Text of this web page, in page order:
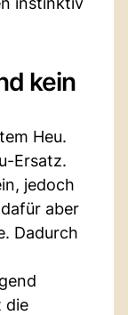
kein
Heu.
Ersatz.
jedoch
aber
Dadurch
die